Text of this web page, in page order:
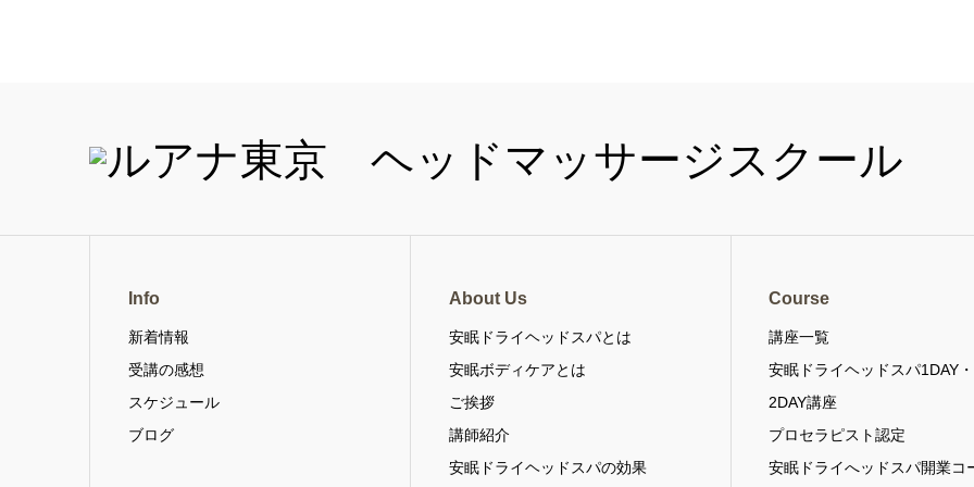
Info
新着情報
受講の感想
スケジュール
ブログ
About Us
安眠ドライヘッドスパとは
安眠ボディケアとは
ご挨拶
講師紹介
安眠ドライヘッドスパの効果
Course
講座一覧
安眠ドライヘッドスパ1DAY・
2DAY講座
プロセラピスト認定
安眠ドライへッドスパ開業コ